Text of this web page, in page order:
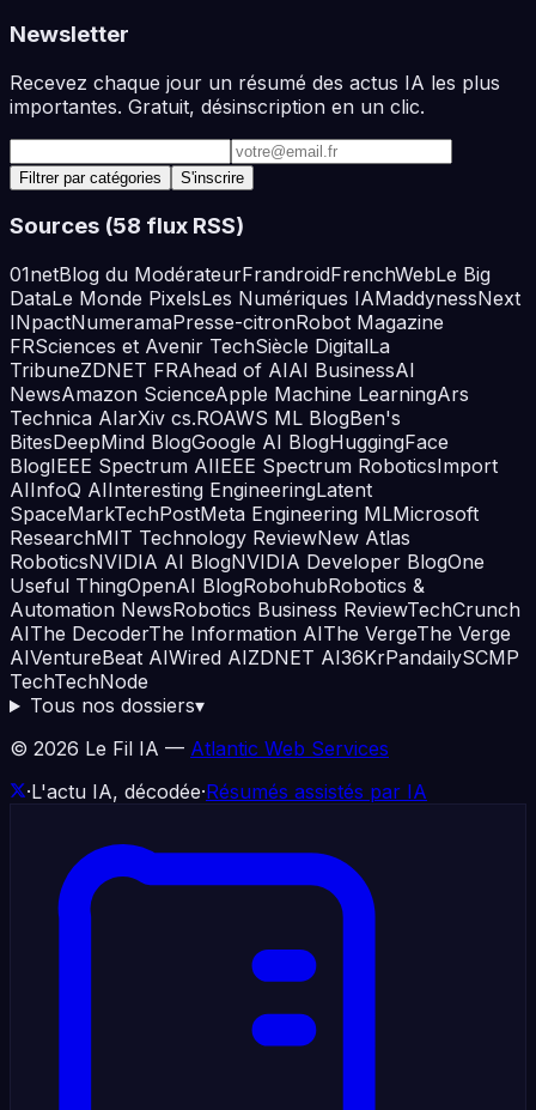
Newsletter
Recevez chaque jour un résumé des actus IA les plus
importantes. Gratuit, désinscription en un clic.
Adresse e-mail
Filtrer par catégories S'inscrire
Sources (58 flux RSS)
01netBlog du ModérateurFrandroidFrenchWebLe Big
DataLe Monde PixelsLes Numériques IAMaddynessNext
INpactNumeramaPresse-citronRobot Magazine
FRSciences et Avenir TechSiècle DigitalLa
TribuneZDNET FRAhead of AIAI BusinessAI
NewsAmazon ScienceApple Machine LearningArs
Technica AIarXiv cs.ROAWS ML BlogBen's
BitesDeepMind BlogGoogle AI BlogHuggingFace
BlogIEEE Spectrum AIIEEE Spectrum RoboticsImport
AIInfoQ AIInteresting EngineeringLatent
SpaceMarkTechPostMeta Engineering MLMicrosoft
ResearchMIT Technology ReviewNew Atlas
RoboticsNVIDIA AI BlogNVIDIA Developer BlogOne
Useful ThingOpenAI BlogRobohubRobotics &
Automation NewsRobotics Business ReviewTechCrunch
AIThe DecoderThe Information AIThe VergeThe Verge
AIVentureBeat AIWired AIZDNET AI36KrPandailySCMP
TechTechNode
Tous nos dossiers▾
© 2026 Le Fil IA — Atlantic Web Services
·L'actu IA, décodée·Résumés assistés par IA